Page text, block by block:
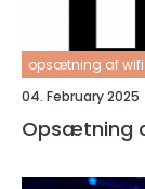
opsætning af wifi
04. February 2025
Opsætning